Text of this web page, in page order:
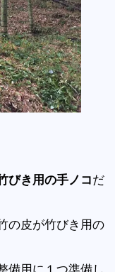
びき用の手ノコだ
の皮が竹びき用の